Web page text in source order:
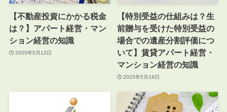
【不動産投資にかかる税金
は？】アパート経営・マン
ション経営の知識
2025年5月12日
【特別受益の仕組みは？生
前贈与を受けた特別受益の
場合での遺産分割評価につ
いて】賃貸アパート経営・
マンション経営の知識
2025年5月18日